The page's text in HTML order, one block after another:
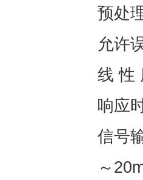
预处
允许
线 性
响应
信号
～